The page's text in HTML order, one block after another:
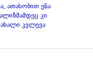
ათასობით ენა
კი
კვლევა